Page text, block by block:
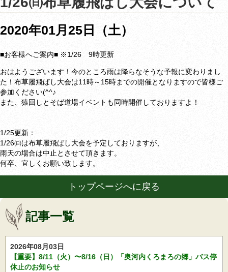
2020年01月25日（土）
■お客様へご案内■ ※1/26 9時更新
おはようございます！今のところ雨は降らなそうな予報に変わりまし
た！布草履飛ばし大会は11時～15時までの開催となりますので皆様ご
参加ください(^^♪
また、猿回しとそば道場イベントも同時開催しておりますよ！
1/25更新：
1/26㈰は布草履飛ばし大会を予定しておりますが、
雨天の場合は中止とさせて頂きます。
何卒、宜しくお願い致します。
トップページへに戻る
記事一覧
2026年08月03日
【重要】8/11（火）〜8/16（日）「奥河内くろまろの郷」バス停
休止のお知らせ